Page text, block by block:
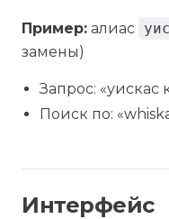
Пример: алиас
замены)
Запрос: «уискас
Поиск по:
Интерфейс